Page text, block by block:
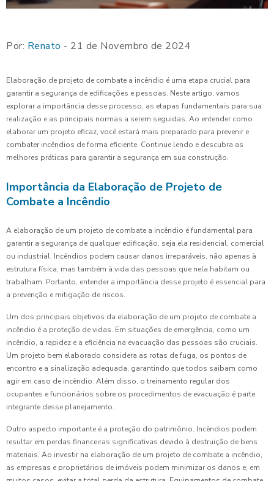
Por: Renato - 21 de Novembro de 2024
Elaboração de projeto de combate a incêndio é uma etapa crucial para
garantir a segurança de edificações e pessoas. Neste artigo, vamos
explorar a importância desse processo, as etapas fundamentais para sua
realização e as principais normas a serem seguidas. Ao entender como
elaborar um projeto eficaz, você estará mais preparado para prevenir e
combater incêndios de forma eficiente. Continue lendo e descubra as
melhores práticas para garantir a segurança em sua construção.
Importância da Elaboração de Projeto de
Combate a Incêndio
A elaboração de um projeto de combate a incêndio é fundamental para
garantir a segurança de qualquer edificação, seja ela residencial, comercial
ou industrial. Incêndios podem causar danos irreparáveis, não apenas à
estrutura física, mas também à vida das pessoas que nela habitam ou
trabalham. Portanto, entender a importância desse projeto é essencial para
a prevenção e mitigação de riscos.
Um dos principais objetivos da elaboração de um projeto de combate a
incêndio é a proteção de vidas. Em situações de emergência, como um
incêndio, a rapidez e a eficiência na evacuação das pessoas são cruciais.
Um projeto bem elaborado considera as rotas de fuga, os pontos de
encontro e a sinalização adequada, garantindo que todos saibam como
agir em caso de incêndio. Além disso, o treinamento regular dos
ocupantes e funcionários sobre os procedimentos de evacuação é parte
integrante desse planejamento.
Outro aspecto importante é a proteção do patrimônio. Incêndios podem
resultar em perdas financeiras significativas devido à destruição de bens
materiais. Ao investir na elaboração de um projeto de combate a incêndio,
as empresas e proprietários de imóveis podem minimizar os danos e, em